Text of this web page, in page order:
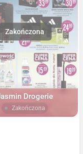
Drogerie
Zakończona